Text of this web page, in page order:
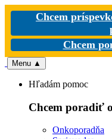
Chcem
Chcem
Menu ▲
Hľadám pomoc
Chcem poradiť
Onkoporadňa